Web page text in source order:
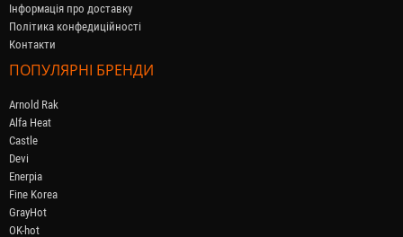
Інформація про доставку
Політика конфедиційності
Контакти
ПОПУЛЯРНІ БРЕНДИ
Arnold Rak
Alfa Heat
Castle
Devi
Enerpia
Fine Korea
GrayHot
OK-hot